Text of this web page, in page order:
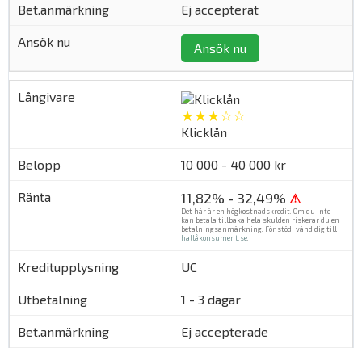
Ej accepterat
Ansök nu
★★★☆☆
Klicklån
10 000 - 40 000 kr
11,82% - 32,49% ⚠
Det här är en högkostnadskredit. Om du inte
kan betala tillbaka hela skulden riskerar du en
betalningsanmärkning. För stöd, vänd dig till
hallåkonsument.se
UC
1 - 3 dagar
Ej accepterade